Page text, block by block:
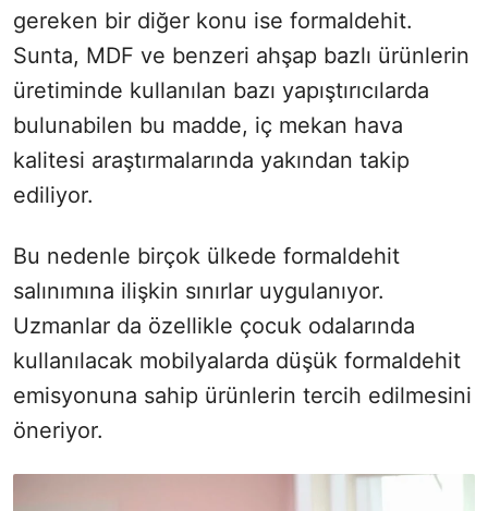
gereken bir diğer konu ise formaldehit.
Sunta, MDF ve benzeri ahşap bazlı ürünlerin
üretiminde kullanılan bazı yapıştırıcılarda
bulunabilen bu madde, iç mekan hava
kalitesi araştırmalarında yakından takip
ediliyor.
Bu nedenle birçok ülkede formaldehit
salınımına ilişkin sınırlar uygulanıyor.
Uzmanlar da özellikle çocuk odalarında
kullanılacak mobilyalarda düşük formaldehit
emisyonuna sahip ürünlerin tercih edilmesini
öneriyor.